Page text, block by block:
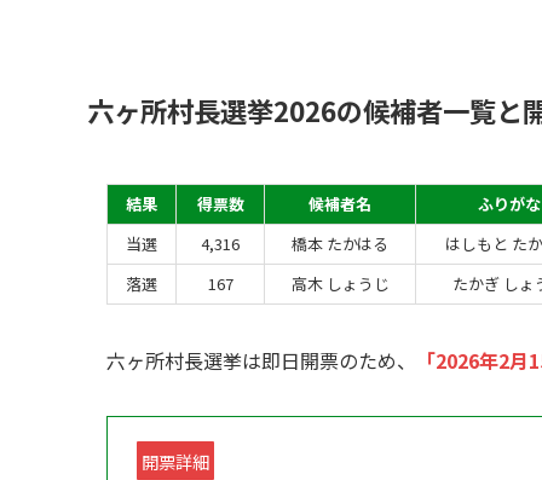
六ヶ所村長選挙2026の候補者一覧と
結果 得票数 候補者名 ふりがな
当選
4,316 橋本 たかはる はしもと た
落選
167 高木 しょうじ たかぎ しょ
六ヶ所村長選挙は即日開票のため、 「2026年2月
開票詳細